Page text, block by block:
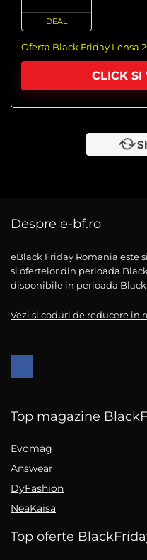
DEAL
Oferta Black Friday Lensa
CLICK SI
Despre e-bf.ro
eBlack Friday Romania este
si ofertelor din perioada
disponibile in perioada
Vezi si coduri de reducere in
Top magazine
Evomag
Answear
DyFashion
NeaKaisa
Top oferte